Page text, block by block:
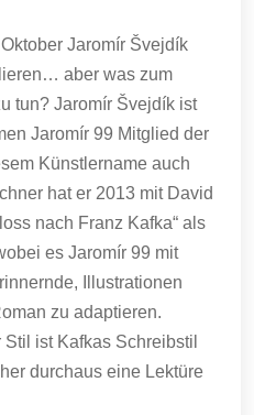
Jaromír Švejdík
aber was zum
tun? Jaromír Švejdík ist
Jaromír 99 Mitglied der
Künstlername auch
hat er 2013 mit David
nach Franz Kafka“ als
es Jaromír 99 mit
Illustrationen
zu adaptieren.
ist Kafkas Schreibstil
durchaus eine Lektüre